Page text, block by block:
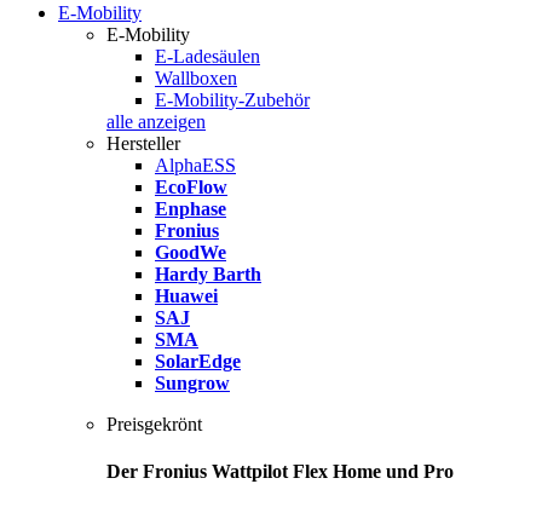
E-Mobility
E-Mobility
E-Ladesäulen
Wallboxen
E-Mobility-Zubehör
alle anzeigen
Hersteller
AlphaESS
EcoFlow
Enphase
Fronius
GoodWe
Hardy Barth
Huawei
SAJ
SMA
SolarEdge
Sungrow
Preisgekrönt
Der Fronius Wattpilot Flex Home und Pro